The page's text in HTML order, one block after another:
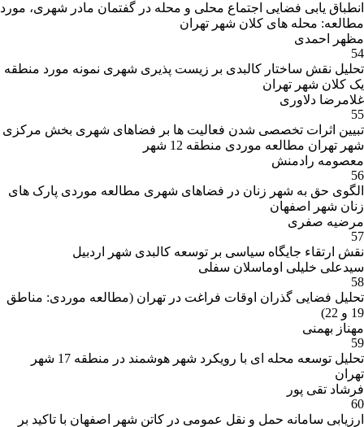
انطباق یابی فضایی اجتماع محلی و محله در گفتمان مادر شهری، مورد
مطالعه: محله های کلان شهر تهران
مظهر احمدی
54
تحلیل نقش ساختار کالبدی بر زیست پذیری شهری نمونه مورد منطقه
یک کلان شهر تهران
غلامرضا دلاوری
55
تبیین اثرات تخصصی شدن فعالیت ها بر فضاهای شهری بخش مرکزی
شهر تهران مطالعه موردی منطقه 12 شهر
معصومه رادمنش
56
الگوی حق به شهر زنان در فضاهای شهری مطالعه موردی پارک های
زنان شهر اصفهان
مرضیه صفری
57
نقش ارتقاء جایگاه سیاسی بر توسعه کالبدی شهر اردبیل
سیدعلی خلیلی اوماسلان سفلی
58
تحلیل فضایی گذران اوقات فراغت در تهران (مطالعه موردی: مناطق
19 و 22)
مهناز بهمنی
59
تحلیل توسعه محله ای با رویکرد شهر هوشمند در منطقه 17 شهر
تهران
فرشاد تقی پور
60
ارزیابی سامانه حمل و نقل عمومی در کاتن شهر اصفهان با تاکید بر